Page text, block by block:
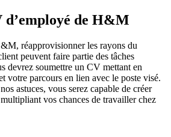
d’employé de H&M
réapprovisionner les rayons du
peuvent faire partie des tâches
devrez soumettre un CV mettant en
votre parcours en lien avec le poste visé.
astuces, vous serez capable de créer
vos chances de travailler chez